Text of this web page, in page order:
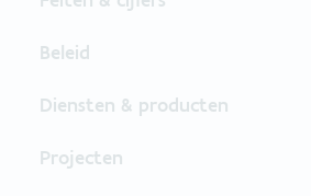
Beleid
Diensten & producten
Projecten